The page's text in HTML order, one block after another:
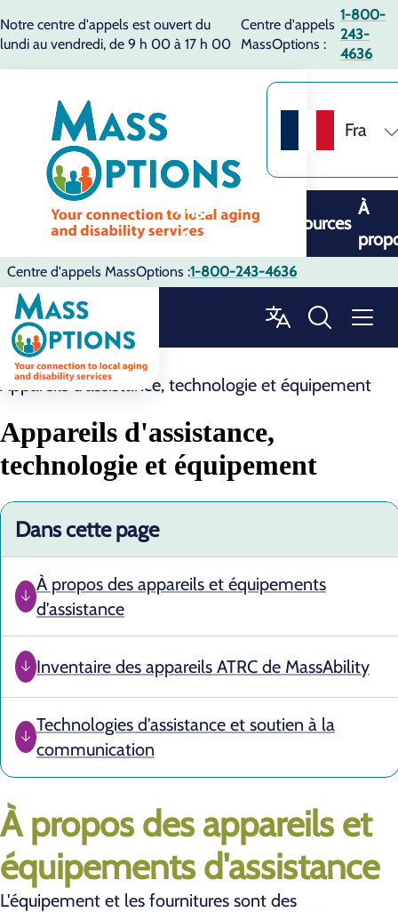
Notre centre d'appels est ouvert du
lundi au vendredi, de 9 h 00 à 17 h 00
Centre d'appels
MassOptions :
1-800-
243-
4636
Fra
Page
d'accueil
Ressources
À
Centre d'appels MassOptions :1-800-243-4636
Ressources
Appareils d'assistance, technologie et équipement
Appareils d'assistance,
technologie et équipement
Dans cette page
À propos des appareils et équipements
d'assistance
Inventaire des appareils ATRC de MassAbility
Technologies d'assistance et soutien à la
communication
À propos des appareils et
équipements d'assistance
L'équipement et les fournitures sont des